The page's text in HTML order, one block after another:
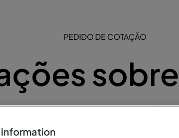
PEDIDO DE COTAÇÃO
efetuar um pedido de visita a um dos Hotéis